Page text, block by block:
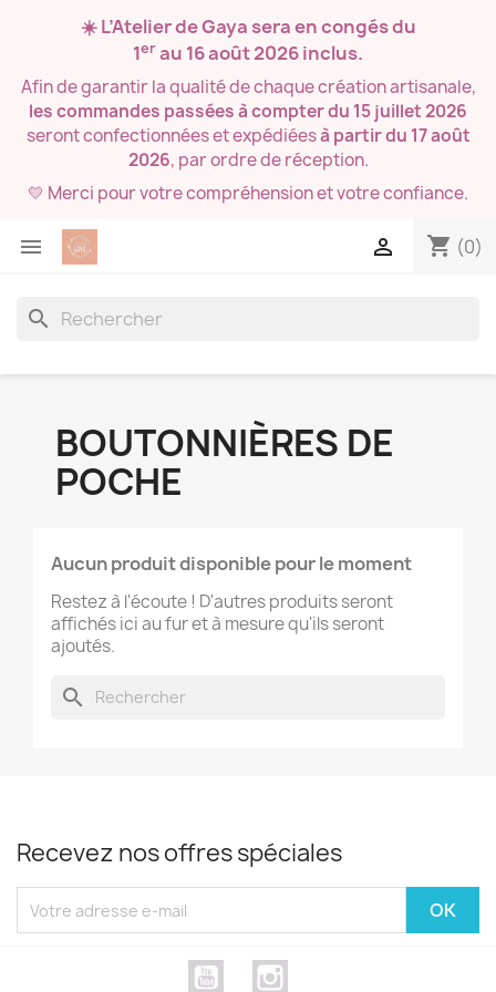
☀️ L’Atelier de Gaya sera en congés du
1erau 16 août 2026inclus.
Afin de garantir la qualité de chaque création artisanale,
les commandes passées à compter du 15 juillet 2026
seront confectionnées et expédiéesà partir du 17 août
2026, par ordre de réception.
💛 Merci pour votre compréhension et votre confiance.
 shopping_cart (0)

search
BOUTONNIÈRES DE
POCHE
Aucun produit disponible pour le moment
Restez à l'écoute ! D'autres produits seront
affichés ici au fur et à mesure qu'ils seront
ajoutés.
search
Recevez nos offres spéciales
YouTube